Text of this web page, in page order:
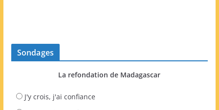
Sondages
La refondation de Madagascar
J'y crois, j'ai confiance